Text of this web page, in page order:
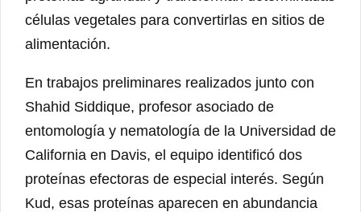
células vegetales para convertirlas en sitios de
alimentación.
En trabajos preliminares realizados junto con
Shahid Siddique, profesor asociado de
entomología y nematología de la Universidad de
California en Davis, el equipo identificó dos
proteínas efectoras de especial interés. Según
Kud, esas proteínas aparecen en abundancia